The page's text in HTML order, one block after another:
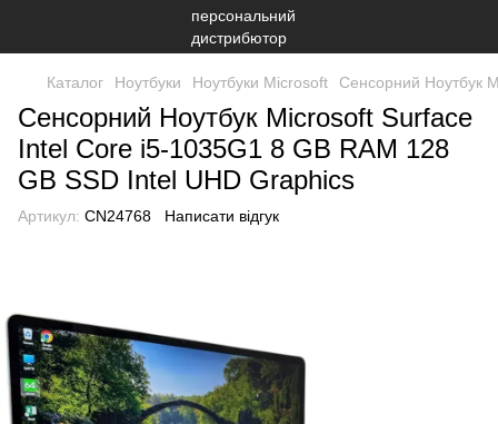
Каталог Ноутбуки Ноутбуки Microsoft Сенсорний Ноутбук
Сенсорний Ноутбук Microsoft Surface
Intel Core i5-1035G1 8 GB RAM 128
GB SSD Intel UHD Graphics
Артикул: CN24768 Написати відгук